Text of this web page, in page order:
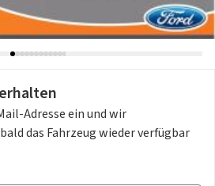
Adresse ein und wir
das Fahrzeug wieder verfügbar